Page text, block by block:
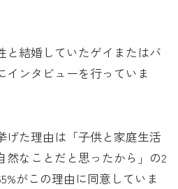
と結婚していたゲイまたはバ
インタビューを行っていま
げた理由は「子供と家庭生活
然なことだと思ったから」の2
がこの理由に同意していま